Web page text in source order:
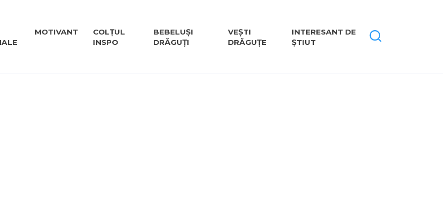
MOTIVANT
COLȚUL
INSPO
BEBELUȘI
DRĂGUȚI
VEȘTI
DRĂGUȚE
INTERESANT DE
ȘTIUT